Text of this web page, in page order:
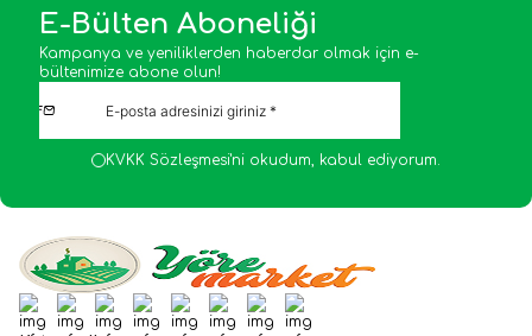
E-Bülten Aboneliği
Kampanya ve yeniliklerden haberdar olmak için e-
bültenimize abone olun!
KVKK Sözleşmesi'ni okudum, kabul ediyorum.
Facebook
TwitterGoogle-Plus
YoutubeInstagram
WhatsApp
TumblrPinterest